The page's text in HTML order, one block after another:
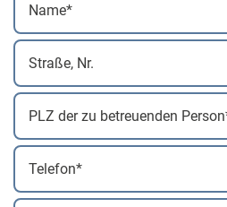
*
Nr.
der
betreuenden
*